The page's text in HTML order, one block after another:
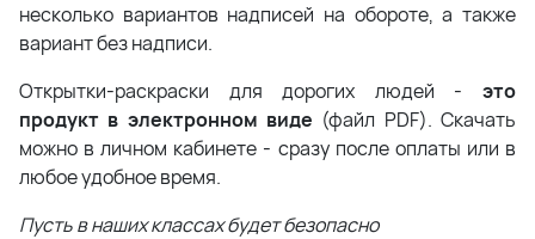
несколько вариантов надписей на обороте, а также
вариант без надписи.
Открытки-раскраски для дорогих людей - это
продукт в электронном виде (файл PDF). Скачать
можно в личном кабинете - сразу после оплаты или в
любое удобное время.
Пусть в наших классах будет безопасно